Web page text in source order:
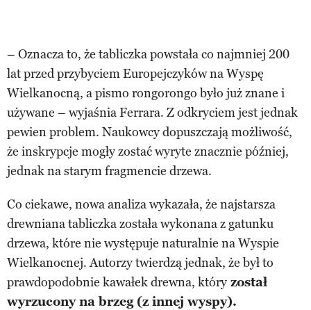
– Oznacza to, że tabliczka powstała co najmniej 200
lat przed przybyciem Europejczyków na Wyspę
Wielkanocną, a pismo rongorongo było już znane i
używane – wyjaśnia Ferrara. Z odkryciem jest jednak
pewien problem. Naukowcy dopuszczają możliwość,
że inskrypcje mogły zostać wyryte znacznie później,
jednak na starym fragmencie drzewa.
Co ciekawe, nowa analiza wykazała, że najstarsza
drewniana tabliczka została wykonana z gatunku
drzewa, które nie występuje naturalnie na Wyspie
Wielkanocnej. Autorzy twierdzą jednak, że był to
prawdopodobnie kawałek drewna, który został
wyrzucony na brzeg (z innej wyspy).